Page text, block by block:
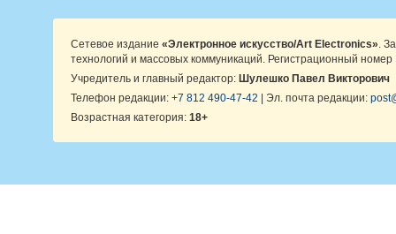
Сетевое издание «Электронное искусство/Art Electronics» .
технологий и массовых коммуникаций. Регистрационный
Учредитель и главный редактор: Шулешко Павел Викторович
Телефон редакции: +7 812 490-47-42 | Эл. почта редакции:
Возрастная категория: 18+